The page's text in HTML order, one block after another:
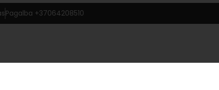
Pagalba +37064208510